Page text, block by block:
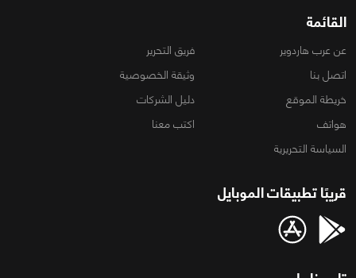
القائمة
عن عرب هاردوير
فريق التحرير
اتصل بنا
وثيقة الخصوصية
خريطة الموقع
دليل الشركات
هواتف
اكتب معنا
السياسة التحريرية
قريبًا تطبيقات الموبايل